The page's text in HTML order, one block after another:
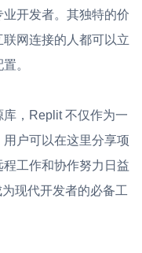
开发者。其独特的价
网连接的人都可以立
。
，Replit 不仅作为一
户可以在这里分享项
工作和协作努力日益
现代开发者的必备工